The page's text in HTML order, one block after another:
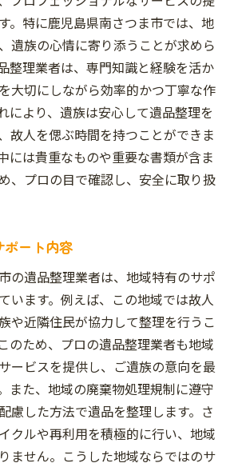
。特に鹿児島県南さつま市では、地
遺族の心情に寄り添うことが求めら
整理業者は、専門知識と経験を活か
大切にしながら効率的かつ丁寧な作
により、遺族は安心して遺品整理を
故人を偲ぶ時間を持つことができま
には貴重なものや重要な書類が含ま
、プロの目で確認し、安全に取り扱
ート内容
の遺品整理業者は、地域特有のサポ
います。例えば、この地域では故人
や近隣住民が協力して整理を行うこ
のため、プロの遺品整理業者も地域
ービスを提供し、ご遺族の意向を最
また、地域の廃棄物処理規制に遵守
慮した方法で遺品を整理します。さ
クルや再利用を積極的に行い、地域
ません。こうした地域ならではのサ